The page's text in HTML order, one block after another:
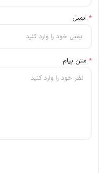
* ایمیل
* متن پیام